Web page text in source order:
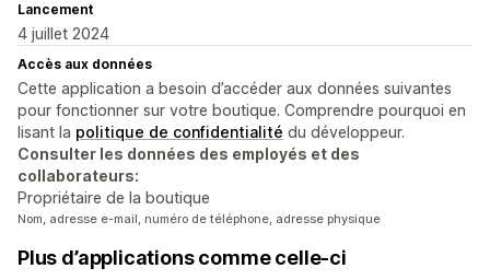
Lancement
4 juillet 2024
Accès aux données
Cette application a besoin d’accéder aux données suivantes
pour fonctionner sur votre boutique. Comprendre pourquoi en
lisant la politique de confidentialité du développeur.
Consulter les données des employés et des
collaborateurs:
Propriétaire de la boutique
Nom, adresse e-mail, numéro de téléphone, adresse physique
Plus d’applications comme celle-ci